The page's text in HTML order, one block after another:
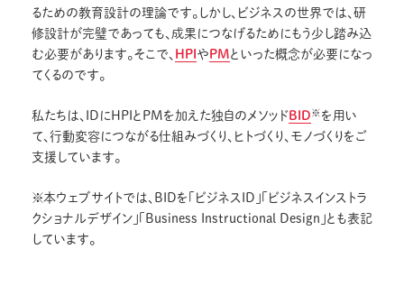
るための教育設計の理論です。しかし、ビジネスの世界では、研
修設計が完璧であっても、成果につなげるためにもう少し踏み込
む必要があります。そこで、 HPI や PMといった概念が必要になっ
てくるのです。
私たちは、IDにHPIとPMを加えた独自のメソッド BID ※ を用い
て、行動変容につながる仕組みづくり、ヒトづくり、モノづくりをご
支援しています。
※本ウェブサイトでは、BIDを「ビジネスID」「ビジネスインストラ
クショナルデザイン」「Business Instructional Design」とも表記
しています。